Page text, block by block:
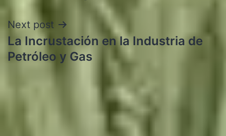
Next post
La Incrustación en la Industria de
Petróleo y Gas